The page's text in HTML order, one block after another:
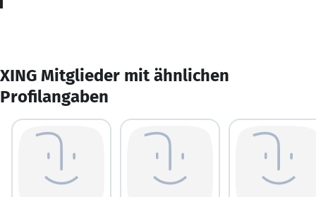
XING Mitglieder mit ähnlichen
Profilangaben